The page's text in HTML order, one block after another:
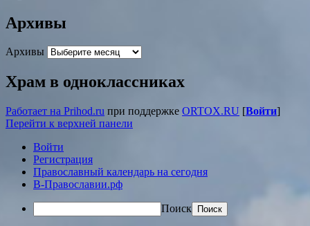
Архивы
Архивы
Храм в одноклассниках
Работает на Prihod.ru при поддержке ORTOX.RU [Войти]
Перейти к верхней панели
Войти
Регистрация
Православный календарь на сегодня
В-Православии.рф
Поиск